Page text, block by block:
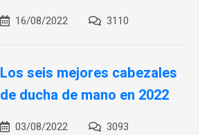
16/08/2022 3110
Los seis mejores cabezales
de ducha de mano en 2022
03/08/2022 3093